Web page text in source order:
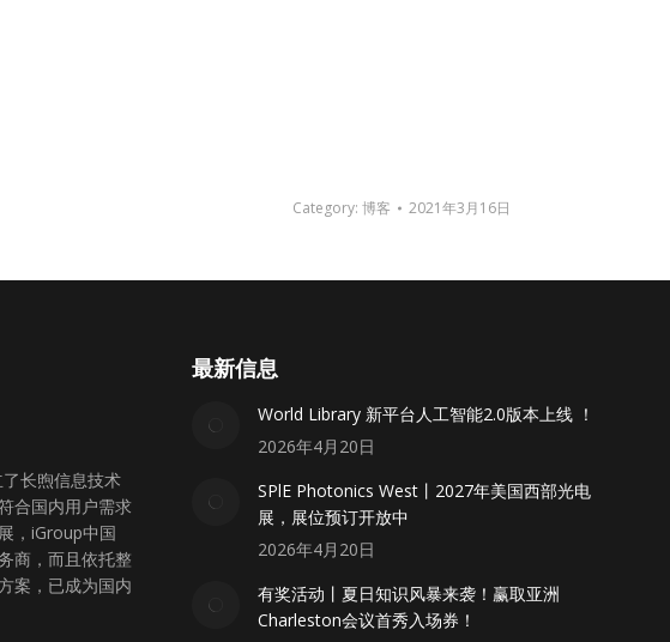
Category: 博客 2021年3月16日
长煦信息技术
合国内用户需求
，iGroup中国
商，而且依托整
案，已成为国内
最新信息
World Library 新平台人工智能2.0版本上线 ！
2026年4月20日
SPlE Photonics West丨2027年美国西部光电
展，展位预订开放中
2026年4月20日
有奖活动丨夏日知识风暴来袭！赢取亚洲
Charleston会议首秀入场券！